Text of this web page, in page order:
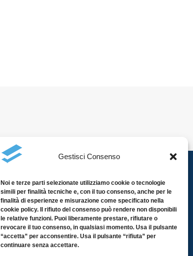
Gestisci Consenso
Noi e terze parti selezionate utilizziamo cookie o tecnologie
simili per finalità tecniche e, con il tuo consenso, anche per le
finalità di esperienze e misurazione come specificato nella
cookie policy. Il rifiuto del consenso può rendere non disponibili
le relative funzioni. Puoi liberamente prestare, rifiutare o
revocare il tuo consenso, in qualsiasi momento. Usa il pulsante
“accetta” per acconsentire. Usa il pulsante “rifiuta” per
continuare senza accettare.
2026 Garzoni SA
All rights reserved